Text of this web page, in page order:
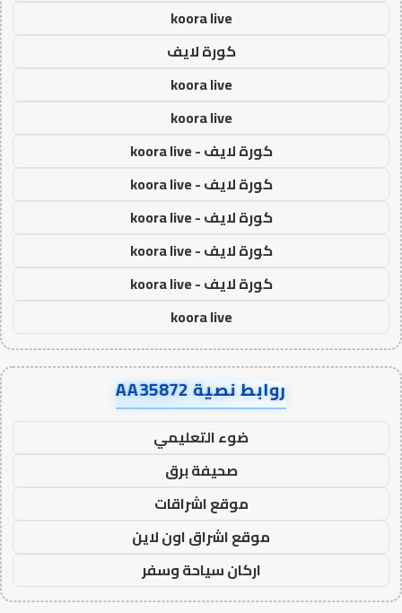
koora live
كورة لايف
koora live
koora live
كورة لايف - koora live
كورة لايف - koora live
كورة لايف - koora live
كورة لايف - koora live
كورة لايف - koora live
koora live
روابط نصية AA35872
ضوء التعليمي
صحيفة برق
موقع اشراقات
موقع اشراق اون لاين
اركان سياحة وسفر